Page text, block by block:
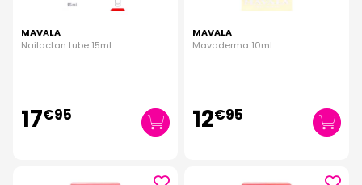
MAVALA
Nailactan tube 15ml
17€95
MAVALA
Mavaderma 10ml
12€95